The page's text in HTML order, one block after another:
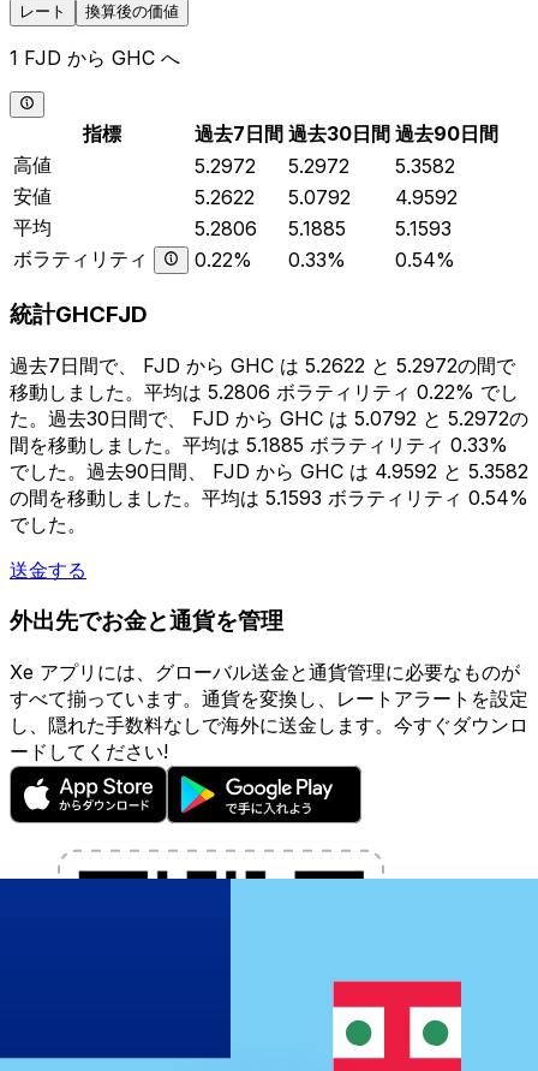
レート 換算後の価値
1 FJD から GHC へ
指標 過去7日間 過去30日間 過去90日間
高値
5.2972 5.2972
5.3582
安値
5.2622 5.0792
4.9592
平均
5.2806 5.1885
5.1593
ボラティリティ
0.22% 0.33% 0.54%
統計GHCFJD
過去7日間で、 FJD から GHC は 5.2622 と 5.2972の間で
移動しました。平均は 5.2806 ボラティリティ 0.22% でし
た。過去30日間で、 FJD から GHC は 5.0792 と 5.2972の
間を移動しました。平均は 5.1885 ボラティリティ 0.33%
でした。過去90日間、 FJD から GHC は 4.9592 と 5.3582
の間を移動しました。平均は 5.1593 ボラティリティ 0.54%
でした。
送金する
外出先でお金と通貨を管理
Xe アプリには、グローバル送金と通貨管理に必要なものが
すべて揃っています。通貨を変換し、レートアラートを設定
し、隠れた手数料なしで海外に送金します。今すぐダウンロ
ードしてください!